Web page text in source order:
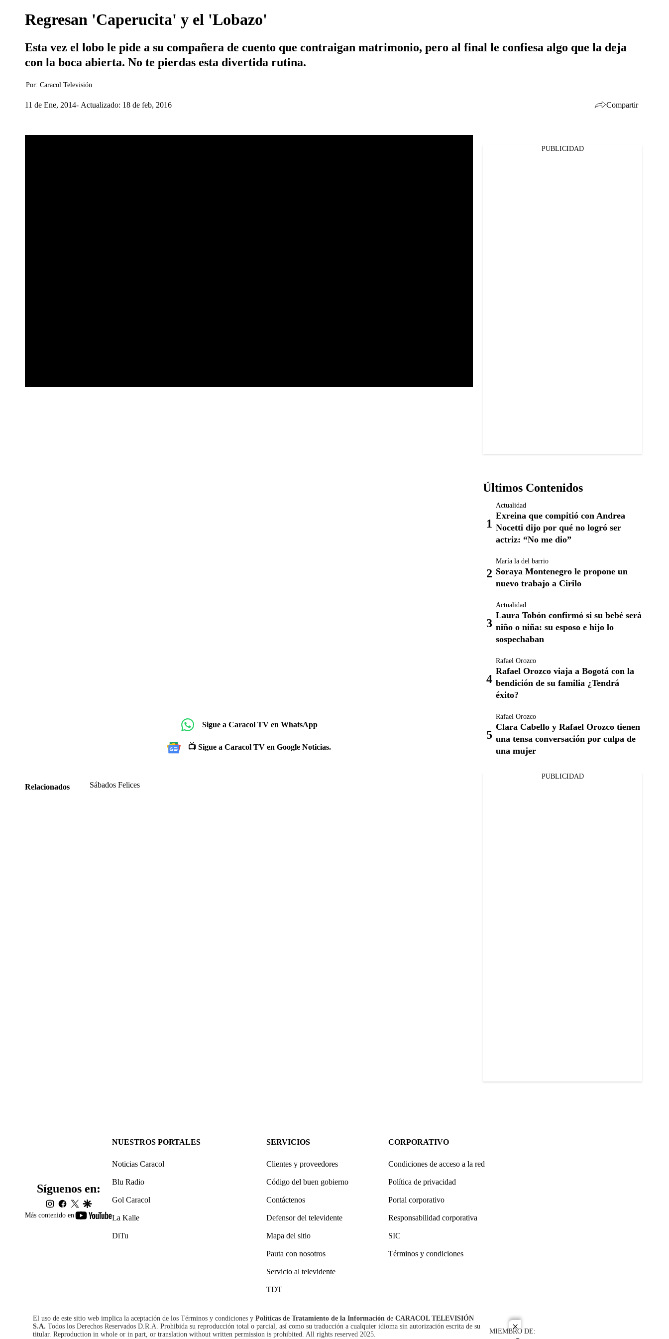
close
Regresan 'Caperucita' y el 'Lobazo'
Esta vez el lobo le pide a su compañera de cuento que contraigan matrimonio, pero al final le confiesa algo que la deja
con la boca abierta. No te pierdas esta divertida rutina.
Por: Caracol Televisión
11 de Ene, 2014 Actualizado: 18 de feb, 2016 Compartir
Sigue a Caracol TV en WhatsApp
📺 Sigue a Caracol TV en Google Noticias.
Relacionados Sábados Felices
PUBLICIDAD
Últimos Contenidos
Actualidad
Exreina que compitió con Andrea
Nocetti dijo por qué no logró ser
actriz: “No me dio”
María la del barrio
Soraya Montenegro le propone un
nuevo trabajo a Cirilo
Actualidad
Laura Tobón confirmó si su bebé será
niño o niña: su esposo e hijo lo
sospechaban
Rafael Orozco
Rafael Orozco viaja a Bogotá con la
bendición de su familia ¿Tendrá
éxito?
Rafael Orozco
Clara Cabello y Rafael Orozco tienen
una tensa conversación por culpa de
una mujer
PUBLICIDAD
Más contenido en
youtube-
Síguenos en:
instagram
facebook
twittergoogle
NUESTROS PORTALES
Noticias Caracol
Blu Radio
Gol Caracol
La Kalle
DiTu
SERVICIOS
Clientes y proveedores
Código del buen gobierno
Contáctenos
Defensor del televidente
Mapa del sitio
Pauta con nosotros
Servicio al televidente
TDT
CORPORATIVO
Condiciones de acceso a la red
Política de privacidad
Portal corporativo
Responsabilidad corporativa
SIC
Términos y condiciones
El uso de este sitio web implica la aceptación de los Términos y condiciones y Políticas de Tratamiento de la Información de CARACOL TELEVISIÓN
S.A. Todos los Derechos Reservados D.R.A. Prohibida su reproducción total o parcial, así como su traducción a cualquier idioma sin autorización escrita de su
titular. Reproduction in whole or in part, or translation without written permission is prohibited. All rights reserved 2025.
MIEMBRO DE: